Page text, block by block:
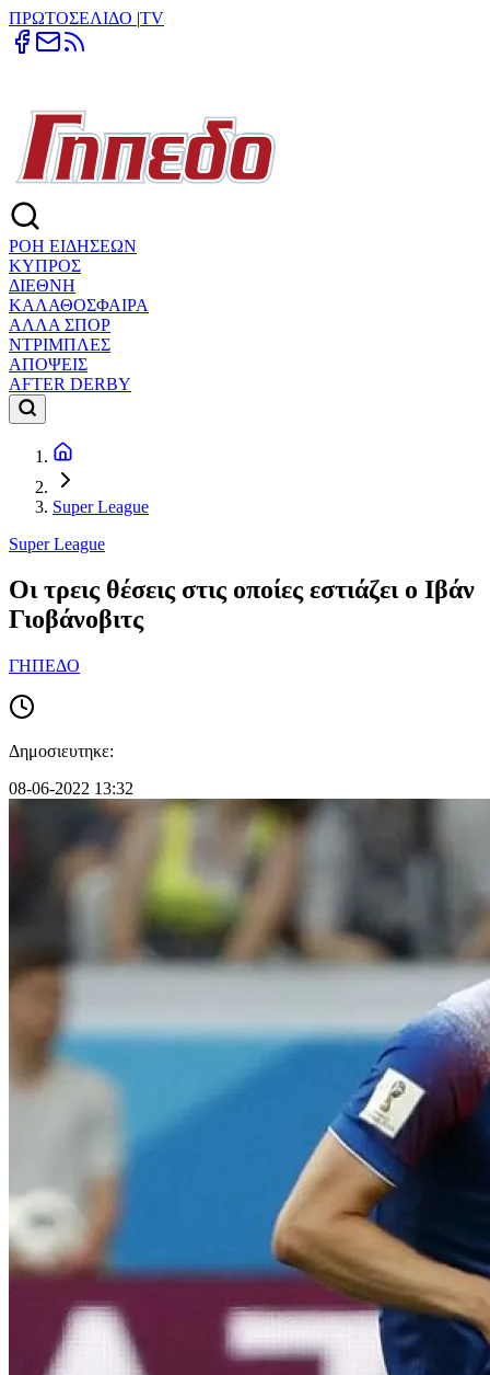
ΠΡΩΤΟΣΕΛΙΔΟ |TV
ΡΟΗ ΕΙΔΗΣΕΩΝ
ΚΥΠΡΟΣ
ΔΙΕΘΝΗ
ΚΑΛΑΘΟΣΦΑΙΡΑ
ΑΛΛΑ ΣΠΟΡ
ΝΤΡΙΜΠΛΕΣ
ΑΠΟΨΕΙΣ
AFTER DERBY
Super League
Super League
Οι τρεις θέσεις στις οποίες εστιάζει ο Ιβάν
Γιοβάνοβιτς
ΓΗΠΕΔΟ
Δημοσιευτηκε:
08-06-2022 13:32